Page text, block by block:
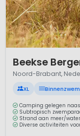
Beekse
Noord-Brabant,
XL
Camping gelegen
Subtropisch
Strand aan meer/
Diverse activiteiten